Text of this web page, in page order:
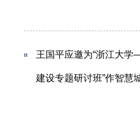
王国平应邀为“浙江大
建设专题研讨班”作智慧